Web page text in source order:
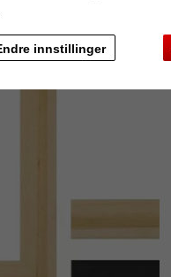
innstillinger